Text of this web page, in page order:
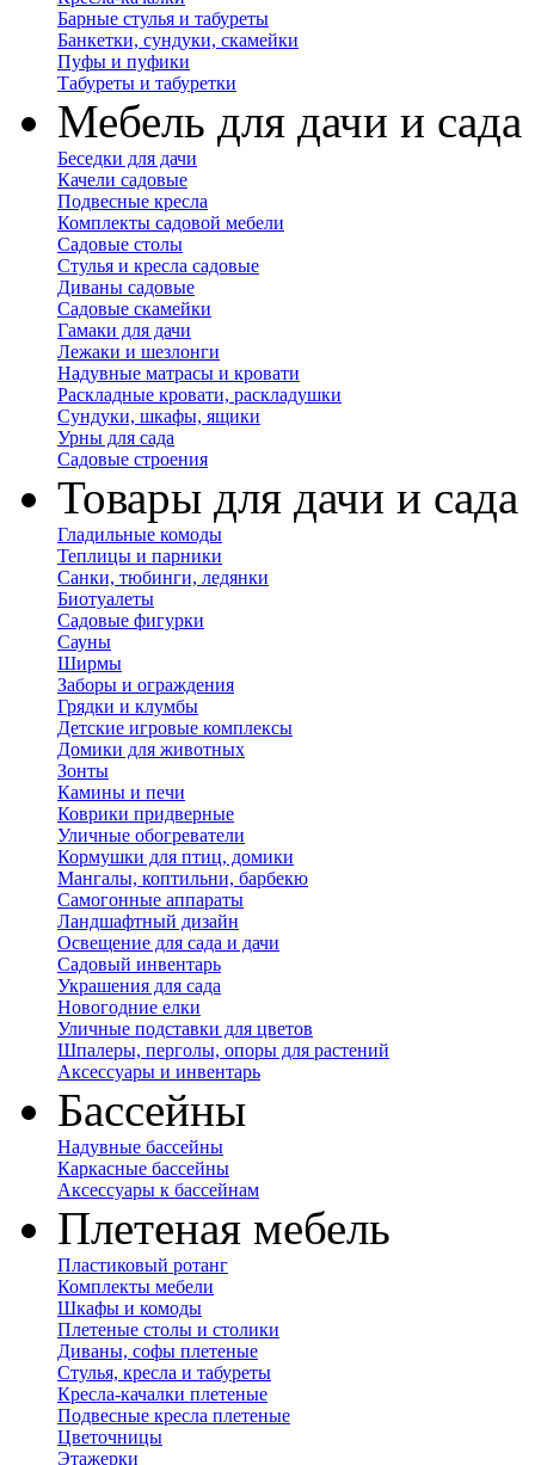
Барные стулья и табуреты
Банкетки, сундуки, скамейки
Пуфы и пуфики
Табуреты и табуретки
Мебель для дачи и сада
Беседки для дачи
Качели садовые
Подвесные кресла
Комплекты садовой мебели
Садовые столы
Стулья и кресла садовые
Диваны садовые
Садовые скамейки
Гамаки для дачи
Лежаки и шезлонги
Надувные матрасы и кровати
Раскладные кровати, раскладушки
Сундуки, шкафы, ящики
Урны для сада
Садовые строения
Товары для дачи и сада
Гладильные комоды
Теплицы и парники
Санки, тюбинги, ледянки
Биотуалеты
Садовые фигурки
Сауны
Ширмы
Заборы и ограждения
Грядки и клумбы
Детские игровые комплексы
Домики для животных
Зонты
Камины и печи
Коврики придверные
Уличные обогреватели
Кормушки для птиц, домики
Мангалы, коптильни, барбекю
Самогонные аппараты
Ландшафтный дизайн
Освещение для сада и дачи
Садовый инвентарь
Украшения для сада
Новогодние елки
Уличные подставки для цветов
Шпалеры, перголы, опоры для растений
Аксессуары и инвентарь
Бассейны
Надувные бассейны
Каркасные бассейны
Аксессуары к бассейнам
Плетеная мебель
Пластиковый ротанг
Комплекты мебели
Шкафы и комоды
Плетеные столы и столики
Диваны, софы плетеные
Стулья, кресла и табуреты
Кресла-качалки плетеные
Подвесные кресла плетеные
Цветочницы
Этажерки